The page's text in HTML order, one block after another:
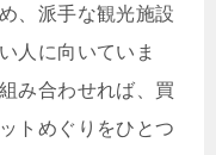
、派手な観光施設
人に向いていま
み合わせれば、買
トめぐりをひとつ